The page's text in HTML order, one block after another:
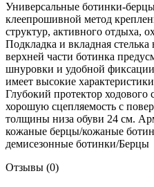
Универсальные ботинки-
клеепрошивной метод
структур, активного отдыха,
Подкладка и вкладная
верхней части ботинка
шнуровки и удобной
имеет высокие
Глубокий протектор
хорошую сцепляемость с
толщины низа обуви 24 см.
кожаные берцы/кожаные
демисезонные ботинки/Берцы
Отзывы (0)